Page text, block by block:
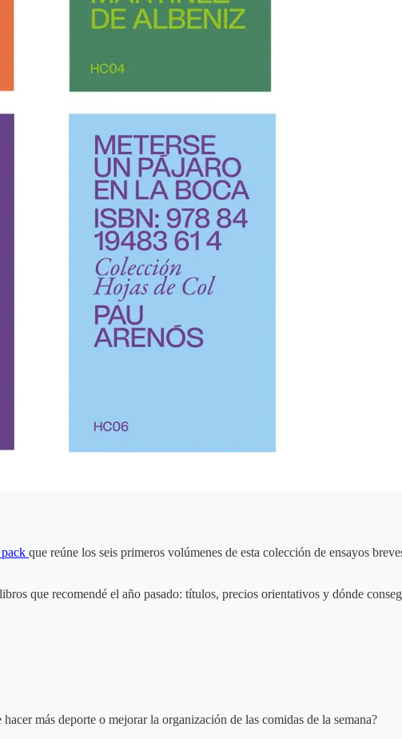
que reúne los seis primeros volúmenes de esta colección de ensayos
que recomendé el año pasado: títulos, precios orientativos y dónde
más deporte o mejorar la organización de las comidas de la semana?